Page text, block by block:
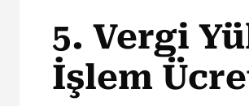
5. Vergi
İşlem